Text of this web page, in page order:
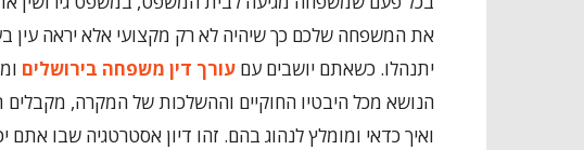
את המשפחה שלכם כך שיהיה לא רק מקצועי אלא יראה עין
יתנהלו. כשאתם יושבים עם עורך דין משפחה בירושלים
הנושא מכל היבטיו החוקיים וההשלכות של המקרה,
ואיך כדאי ומומלץ לנהוג בהם. זהו דיון אסטרטגיה שבו אתם